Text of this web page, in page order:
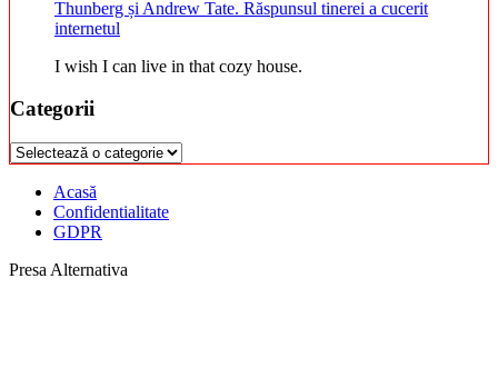
Thunberg și Andrew Tate. Răspunsul tinerei a cucerit
internetul
I wish I can live in that cozy house.
Categorii
Categorii
Acasă
Confidentialitate
GDPR
Presa Alternativa